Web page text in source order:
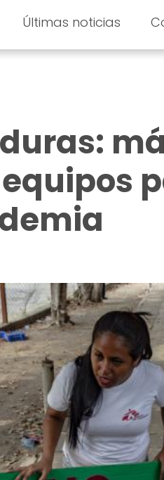
Últimas noticias